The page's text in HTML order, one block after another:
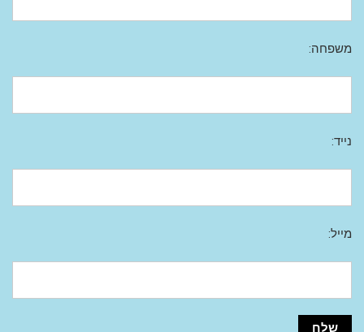
משפחה:
נייד:
מייל: